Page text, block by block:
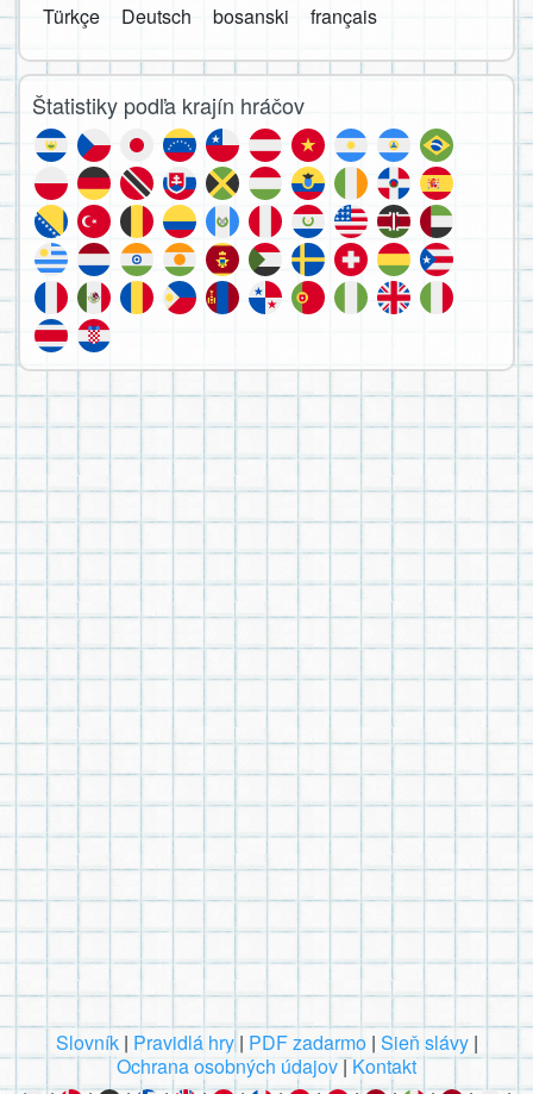
Türkçe
Deutsch bosanski français
Štatistiky podľa krajín hráčov
Slovník| Pravidlá hry| PDF zadarmo| Sieň slávy|
Ochrana osobných údajov|Kontakt